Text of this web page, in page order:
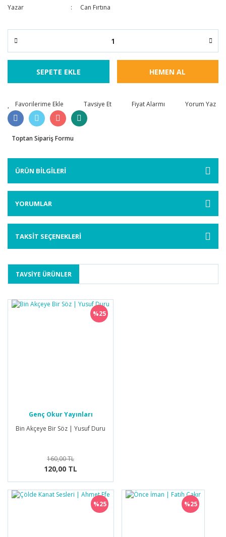
Yazar Can Fırtına
SEPETE EKLE HEMEN AL
Tavsiye Et Fiyat Alarmı Yorum Yaz
Toptan Sipariş Formu
ÜRÜN BİLGİLERİ
YORUMLAR
TAKSİT SEÇENEKLERİ
TAVSİYE ÜRÜNLER
%25
Genç Okur Yayınları
Bin Akçeye Bir Söz | Yusuf Duru
160,00 TL
120,00 TL
%25 %25